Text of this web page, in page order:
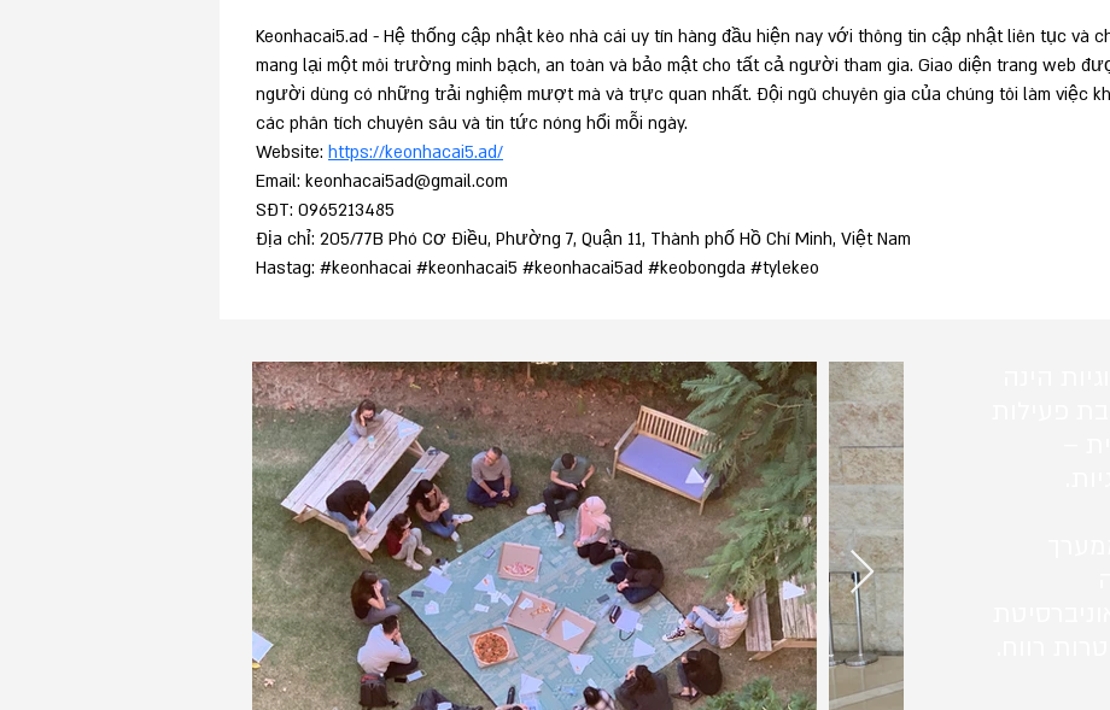
Keonhacai5.ad - Hệ thống cập nhật kèo nhà cái uy tín hàng đầu hiện nay với thông tin cập nhật liên tục và
mang lại một môi trường minh bạch, an toàn và bảo mật cho tất cả người tham gia. Giao diện trang web
người dùng có những trải nghiệm mượt mà và trực quan nhất. Đội ngũ chuyên gia của chúng tôi làm việc
các phân tích chuyên sâu và tin tức nóng hổi mỗi ngày.
Website: https://keonhacai5.ad/
Email: keonhacai5ad@gmail.com
SĐT: 0965213485
Địa chỉ: 205/77B Phó Cơ Điều, Phường 7, Quận 11, Thành phố Hồ Chí Minh, Việt Nam
Hastag: #keonhacai #keonhacai5 #keonhacai5ad #keobongda #tylekeo